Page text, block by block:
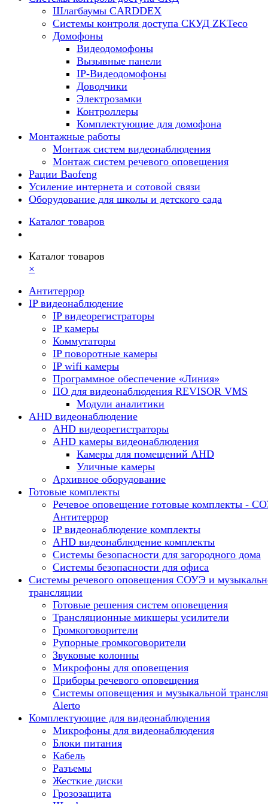
Шлагбаумы CARDDEX
Системы контроля доступа СКУД ZKTeco
Домофоны
Видеодомофоны
Вызывные панели
IP-Видеодомофоны
Доводчики
Электрозамки
Контроллеры
Комплектующие для домофона
Монтажные работы
Монтаж систем видеонаблюдения
Монтаж систем речевого оповещения
Рации Baofeng
Усиление интернета и сотовой связи
Оборудование для школы и детского сада
Каталог товаров
Каталог товаров
×
Антитеррор
IP видеонаблюдение
IP видеорегистраторы
IP камеры
Коммутаторы
IP поворотные камеры
IP wifi камеры
Программное обеспечение «Линия»
ПО для видеонаблюдения REVISOR VMS
Модули аналитики
AHD видеонаблюдение
AHD видеорегистраторы
AHD камеры видеонаблюдения
Камеры для помещений AHD
Уличные камеры
Архивное оборудование
Готовые комплекты
Речевое оповещение готовые комплекты -
Антитеррор
IP видеонаблюдение комплекты
AHD видеонаблюдение комплекты
Системы безопасности для загородного дома
Системы безопасности для офиса
Системы речевого оповещения СОУЭ и
трансляции
Готовые решения систем оповещения
Трансляционные микшеры усилители
Громкоговорители
Рупорные громкоговорители
Звуковые колонны
Микрофоны для оповещения
Приборы речевого оповещения
Системы оповещения и музыкальной
Alerto
Комплектующие для видеонаблюдения
Микрофоны для видеонаблюдения
Блоки питания
Кабель
Разъемы
Жесткие диски
Грозозащита